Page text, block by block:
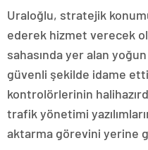
Uraloğlu, stratejik
ederek hizmet verecek
sahasında yer alan
güvenli şekilde idame
kontrolörlerinin
trafik yönetimi
aktarma görevini yerine